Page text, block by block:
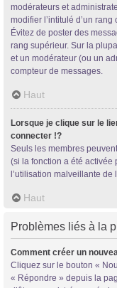
modérateurs et
modifier l’intitulé d’un
Évitez de poster des
rang supérieur. Sur la
et un modérateur (ou un
compteur de messages.
Haut
Lorsque je clique sur le
connecter !?
Seuls les membres
(si la fonction a été activée
l’utilisation malveillante
Haut
Problèmes liés à la
Comment créer un
Cliquez sur le bouton «
« Répondre » depuis la